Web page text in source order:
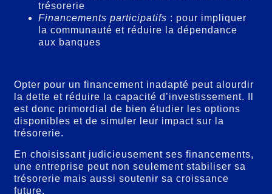
trésorerie
Financements participatifs : pour impliquer
la communauté et réduire la dépendance
aux banques
Opter pour un financement inadapté peut alourdir
la dette et réduire la capacité d’investissement. Il
est donc primordial de bien étudier les options
disponibles et de simuler leur impact sur la
trésorerie.
En choisissant judicieusement ses financements,
une entreprise peut non seulement stabiliser sa
trésorerie mais aussi soutenir sa croissance
future.